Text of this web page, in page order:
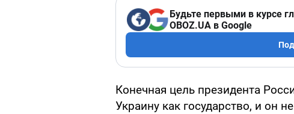
Будьте первыми в курсе
OBOZ.UA в Google
Конечная цель президента
Украину как государство, и он